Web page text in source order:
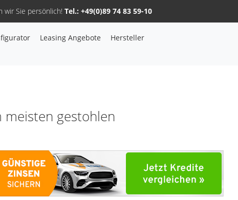
wir Sie persönlich! Tel.: +49(0)89 74 83 59-10
Leasing Angebote Hersteller
meisten gestohlen
Sie haben Fragen, oder benötigen Hilfe?
Alle Hersteller